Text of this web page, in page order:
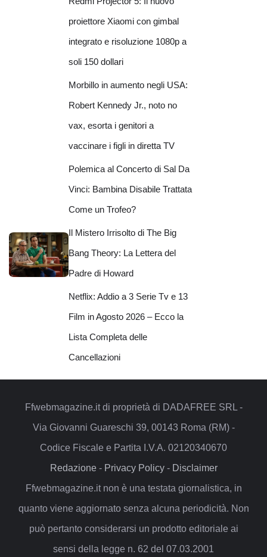
proiettore Xiaomi con gimbal
integrato e risoluzione 1080p a
soli 150 dollari
Morbillo in aumento negli USA:
Robert Kennedy Jr., noto no
vax, esorta i genitori a
vaccinare i figli in diretta TV
Polemica al Concerto di Sal Da
Vinci: Bambina Disabile Trattata
Come un Trofeo?
Il Mistero Irrisolto di The Big
Bang Theory: La Lettera del
Padre di Howard
Netflix: Addio a 3 Serie Tv e 13
Film in Agosto 2026 – Ecco la
Lista Completa delle
Cancellazioni
Ffwebmagazine.it di proprietà di DADAFREE SRL -
Via Giovanni Guareschi 39, 00143 Roma (RM) -
Codice Fiscale e Partita I.V.A. 02120340670
Redazione- Privacy Policy- Disclaimer
Ffwebmagazine.it non è una testata giornalistica, in
quanto viene aggiornato senza alcuna periodicità. Non
può pertanto considerarsi un prodotto editoriale ai
sensi della legge n. 62 del 07.03.2001